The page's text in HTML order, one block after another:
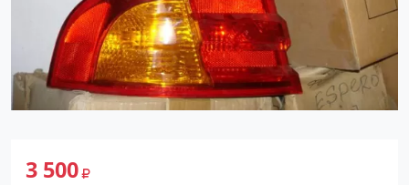
3 500